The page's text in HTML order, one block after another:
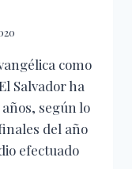
como
Salvador ha
según lo
del año
efectuado